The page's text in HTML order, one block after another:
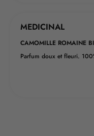
MEDICINAL
CAMOMILLE ROMAINE
Parfum doux et fleuri.